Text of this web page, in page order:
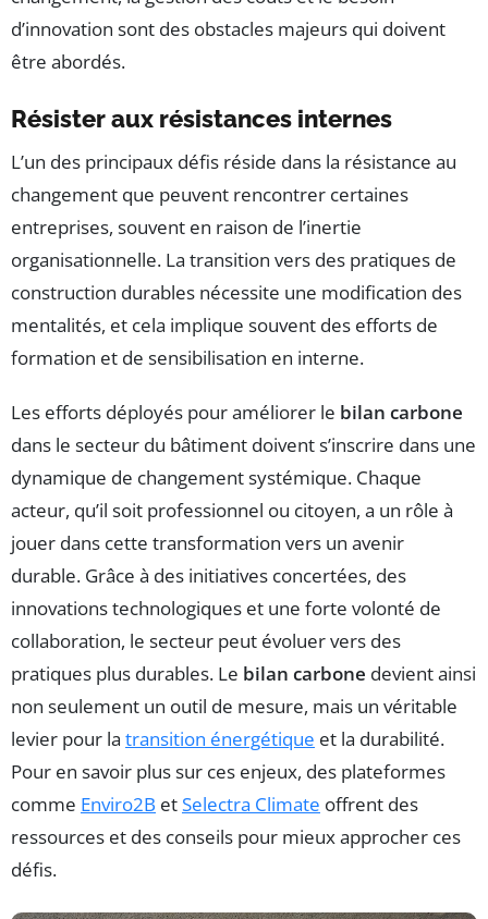
d’innovation sont des obstacles majeurs qui doivent
être abordés.
Résister aux résistances internes
L’un des principaux défis réside dans la résistance au
changement que peuvent rencontrer certaines
entreprises, souvent en raison de l’inertie
organisationnelle. La transition vers des pratiques de
construction durables nécessite une modification des
mentalités, et cela implique souvent des efforts de
formation et de sensibilisation en interne.
Les efforts déployés pour améliorer le bilan carbone
dans le secteur du bâtiment doivent s’inscrire dans une
dynamique de changement systémique. Chaque
acteur, qu’il soit professionnel ou citoyen, a un rôle à
jouer dans cette transformation vers un avenir
durable. Grâce à des initiatives concertées, des
innovations technologiques et une forte volonté de
collaboration, le secteur peut évoluer vers des
pratiques plus durables. Le bilan carbone devient ainsi
non seulement un outil de mesure, mais un véritable
levier pour la transition énergétique et la durabilité.
Pour en savoir plus sur ces enjeux, des plateformes
comme Enviro2B etSelectra Climate offrent des
ressources et des conseils pour mieux approcher ces
défis.